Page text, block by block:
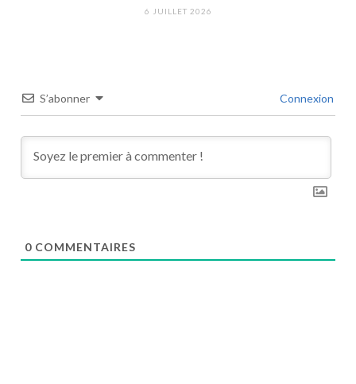
6 JUILLET 2026
S’abonner Connexion
0 COMMENTAIRES